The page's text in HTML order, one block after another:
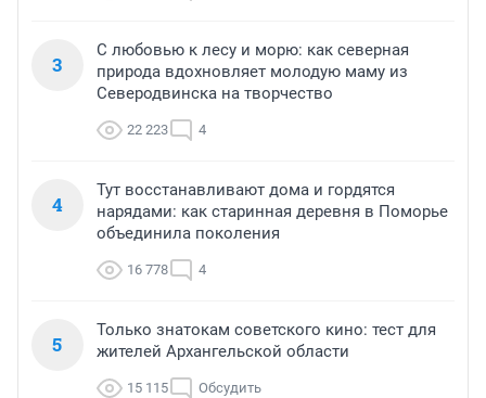
3
С любовью к лесу и морю: как северная
природа вдохновляет молодую маму из
Северодвинска на творчество
22 223 4
4
Тут восстанавливают дома и гордятся
нарядами: как старинная деревня в Поморье
объединила поколения
16 778 4
5
Только знатокам советского кино: тест для
жителей Архангельской области
15 115 Обсудить